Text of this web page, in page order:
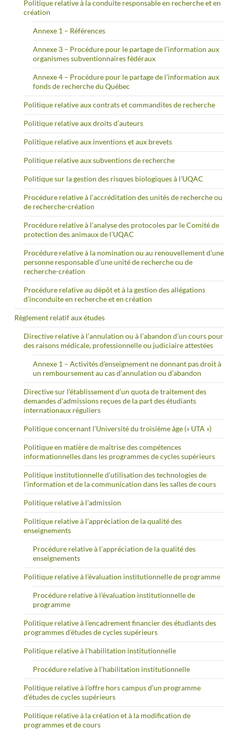
Politique relative à la conduite responsable en recherche et en
création
Annexe 1 – Références
Annexe 3 – Procédure pour le partage de l’information aux
organismes subventionnaires fédéraux
Annexe 4 – Procédure pour le partage de l’information aux
fonds de recherche du Québec
Politique relative aux contrats et commandites de recherche
Politique relative aux droits d’auteurs
Politique relative aux inventions et aux brevets
Politique relative aux subventions de recherche
Politique sur la gestion des risques biologiques à l’UQAC
Procédure relative à l’accréditation des unités de recherche ou
de recherche-création
Procédure relative à l’analyse des protocoles par le Comité de
protection des animaux de l’UQAC
Procédure relative à la nomination ou au renouvellement d’une
personne responsable d’une unité de recherche ou de
recherche-création
Procédure relative au dépôt et à la gestion des allégations
d’inconduite en recherche et en création
Règlement relatif aux études
Directive relative à l’annulation ou à l’abandon d’un cours pour
des raisons médicale, professionnelle ou judiciaire attestées
Annexe 1 – Activités d’enseignement ne donnant pas droit à
un remboursement au cas d’annulation ou d’abandon
Directive sur l’établissement d’un quota de traitement des
demandes d’admissions reçues de la part des étudiants
internationaux réguliers
Politique concernant l’Université du troisième âge (« UTA »)
Politique en matière de maîtrise des compétences
informationnelles dans les programmes de cycles supérieurs
Politique institutionnelle d’utilisation des technologies de
l’information et de la communication dans les salles de cours
Politique relative à l’admission
Politique relative à l’appréciation de la qualité des
enseignements
Procédure relative à l’appréciation de la qualité des
enseignements
Politique relative à l’évaluation institutionnelle de programme
Procédure relative à l’évaluation institutionnelle de
programme
Politique relative à l’encadrement financier des étudiants des
programmes d’études de cycles supérieurs
Politique relative à l’habilitation institutionnelle
Procédure relative à l’habilitation institutionnelle
Politique relative à l’offre hors campus d’un programme
d’études de cycles supérieurs
Politique relative à la création et à la modification de
programmes et de cours